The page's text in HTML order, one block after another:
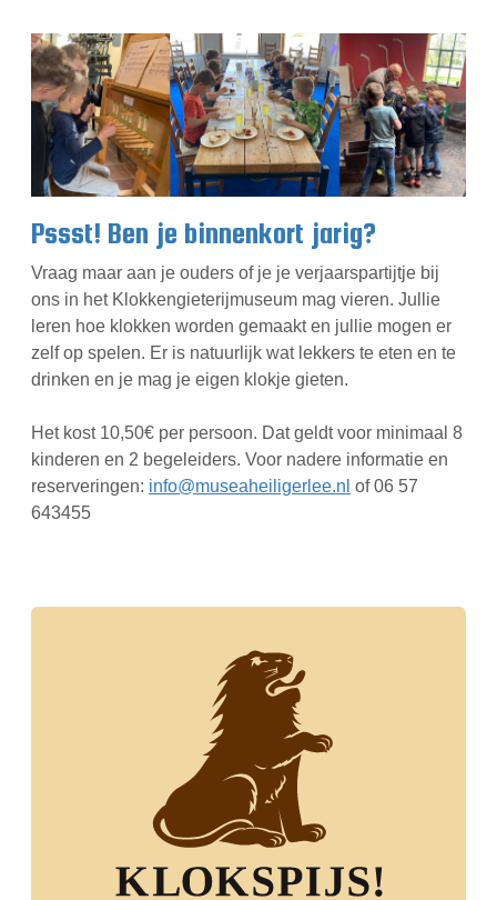
Pssst! Ben je binnenkort jarig?
Vraag maar aan je ouders of je je verjaarspartijtje bij
ons in het Klokkengieterijmuseum mag vieren. Jullie
leren hoe klokken worden gemaakt en jullie mogen er
zelf op spelen. Er is natuurlijk wat lekkers te eten en te
drinken en je mag je eigen klokje gieten.
Het kost 10,50€ per persoon. Dat geldt voor minimaal 8
kinderen en 2 begeleiders. Voor nadere informatie en
reserveringen: info@museaheiligerlee.nl of 06 57
643455